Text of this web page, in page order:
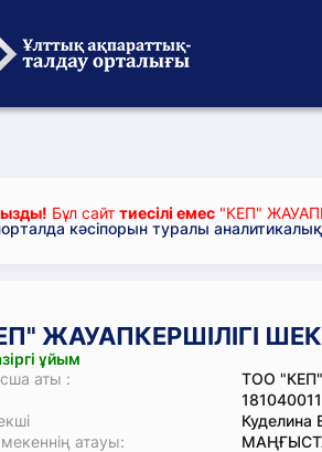
Бұл сайт тиесілі емес "КЕП"
кәсіпорын туралы
ЖАУАПКЕРШІЛІГІ
ұйым
аты :
ТОО "КЕП"
Куделина
мекеннің атауы: